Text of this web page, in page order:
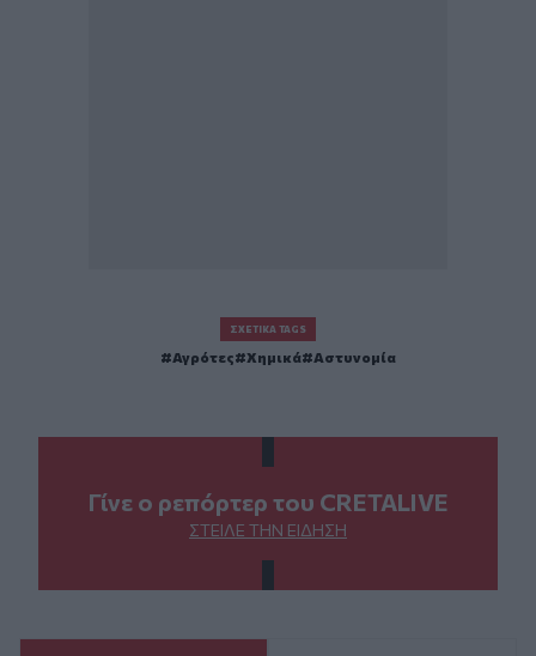
ΣΧΕΤΙΚΆ TAGS
Αγρότες Χημικά Αστυνομία
Γίνε ο ρεπόρτερ του CRETALIVE
ΣΤΕΊΛΕ ΤΗΝ ΕΊΔΗΣΗ